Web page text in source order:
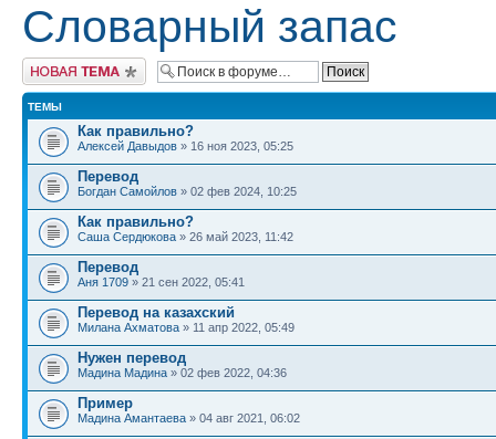
Словарный запас
Новая тема
ТЕМЫ
Как правильно?
Алексей Давыдов » 16 ноя 2023, 05:25
Перевод
Богдан Самойлов » 02 фев 2024, 10:25
Как правильно?
Саша Сердюкова » 26 май 2023, 11:42
Перевод
Аня 1709 » 21 сен 2022, 05:41
Перевод на казахский
Милана Ахматова » 11 апр 2022, 05:49
Нужен перевод
Мадина Мадина » 02 фев 2022, 04:36
Пример
Мадина Амантаева » 04 авг 2021, 06:02